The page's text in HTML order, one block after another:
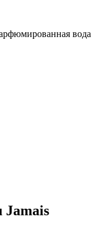
вода
Jamais